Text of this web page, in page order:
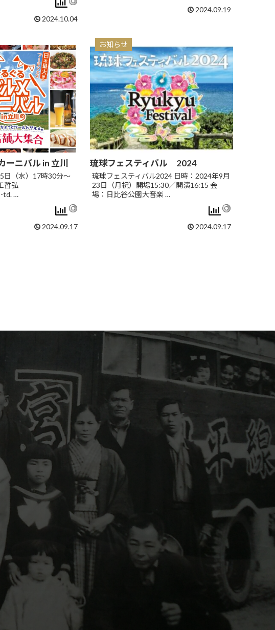
2024.10.04
2024.09.19
ーニバル in 立川
日（水）17時30分〜
哲弘
td. …
2024.09.17
お知らせ
琉球フェスティバル 2024
琉球フェスティバル2024 日時：2024年9月
23日（月祝）開場15:30／開演16:15 会
場：日比谷公園大音楽 …
2024.09.17